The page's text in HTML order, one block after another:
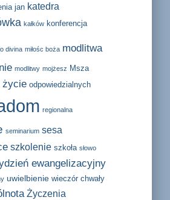
jan katedra
kałków konferencja
divina miłośc boża modlitwa
modlitwy mojżesz Msza
życie odpowiedzialnych
regionalna
seminarium sesa
szkolenie szkoła słowo
ewangelizacyjny
uwielbienie wieczór chwały
Życzenia